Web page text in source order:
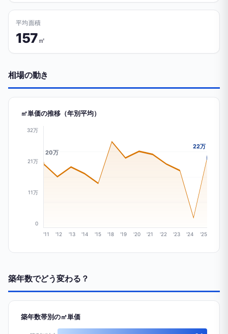
平均面積
157㎡
相場の動き
㎡単価の推移（年別平均）
32万
21万
11万
0
20万
22万
'11 '12 '13 '14 '15 '18 '19 '20 '21 '22 '23 '24 '25
築年数でどう変わる？
築年数帯別の㎡単価